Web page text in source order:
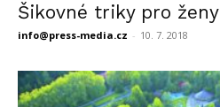
Šikovné triky pro ženy
info@press-media.cz - 10. 7. 2018